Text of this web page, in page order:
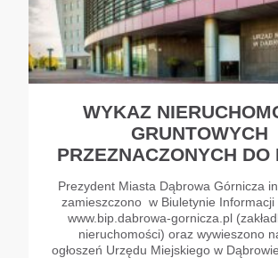
WYKAZ
GRUNTOWYCH
PRZEZNACZONYCH DO
Prezydent Miasta Dąbrowa Górnicza
zamieszczono w Biuletynie Informacji
www.bip.dabrowa-gornicza.pl
nieruchomości) oraz wywieszono
ogłoszeń Urzędu Miejskiego w